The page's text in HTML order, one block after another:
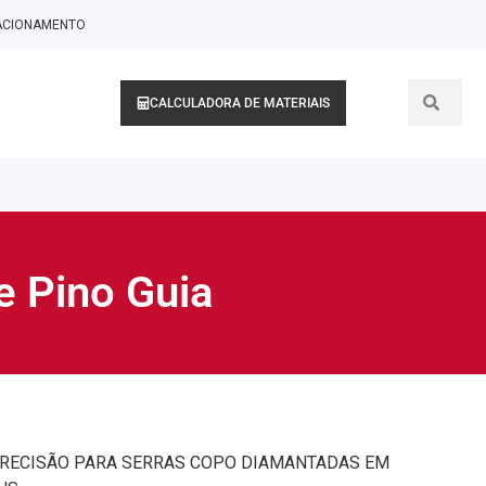
CALCULADORA DE MATERIAIS
Pino Guia
PARA SERRAS COPO DIAMANTADAS EM